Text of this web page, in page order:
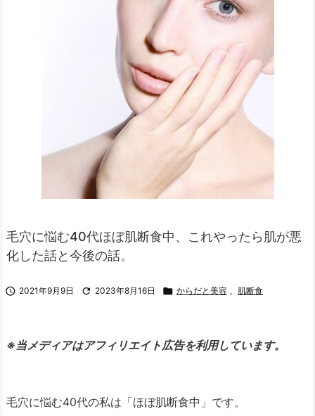
毛穴に悩む40代ほぼ肌断食中、これやったら肌が悪
化した話と今後の話。
 2021年9月9日  2023年8月16日  からだと美容 , 肌断食
※当メディアはアフィリエイト広告を利用しています。
毛穴に悩む40代の私は「ほぼ肌断食中」です。